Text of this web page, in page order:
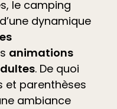
le camping
dynamique
animations
. De quoi
et parenthèses
ambiance